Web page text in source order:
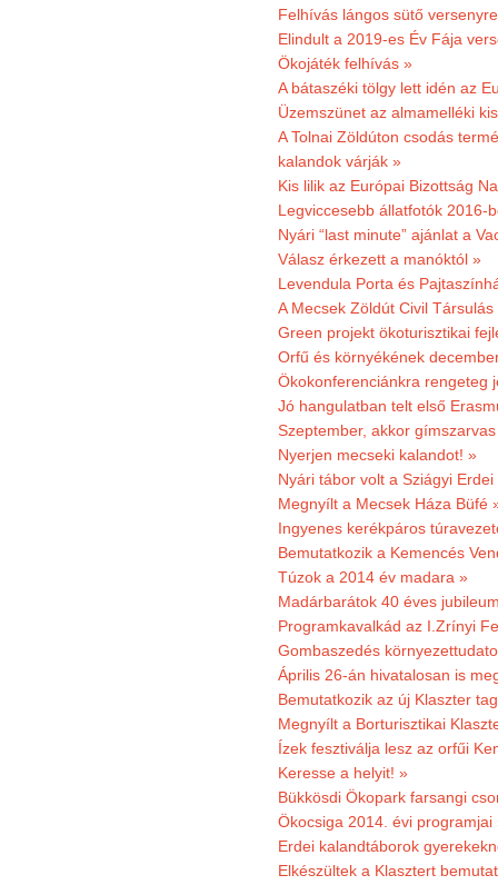
Felhívás lángos sütő
Elindult a 2019-es Év Fája
Ökojáték felhívás »
A bátaszéki tölgy lett idén az
Üzemszünet az almamelléki
A Tolnai Zöldúton csodás
kalandok várják »
Kis lilik az Európai Bizottság
Legviccesebb állatfotók 2016-
Nyári “last minute” ajánlat a
Válasz érkezett a manóktól »
Levendula Porta és
A Mecsek Zöldút Civil
Green projekt ökoturisztikai
Orfű és környékének
Ökokonferenciánkra rengeteg
Jó hangulatban telt első
Szeptember, akkor
Nyerjen mecseki kalandot! »
Nyári tábor volt a Sziágyi
Megnyílt a Mecsek Háza Büfé
Ingyenes kerékpáros
Bemutatkozik a Kemencés
Túzok a 2014 év madara »
Madárbarátok 40 éves
Programkavalkád az I.Zrínyi
Gombaszedés
Április 26-án hivatalosan is
Bemutatkozik az új Klaszter
Megnyílt a Borturisztikai
Ízek fesztiválja lesz az orfűi
Keresse a helyit! »
Bükkösdi Ökopark farsangi
Ökocsiga 2014. évi programjai
Erdei kalandtáborok
Elkészültek a Klasztert